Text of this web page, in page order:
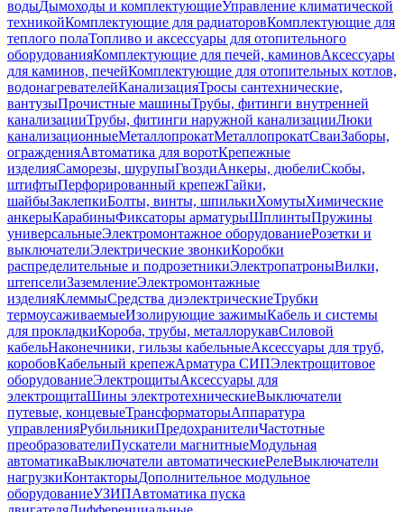
водыДымоходы и комплектующиеУправление климатической
техникойКомплектующие для радиаторовКомплектующие для
теплого полаТопливо и аксессуары для отопительного
оборудованияКомплектующие для печей, каминовАксессуары
для каминов, печейКомплектующие для отопительных котлов,
водонагревателейКанализацияТросы сантехнические,
вантузыПрочистные машиныТрубы, фитинги внутренней
канализацииТрубы, фитинги наружной канализацииЛюки
канализационныеМеталлопрокатМеталлопрокатСваиЗаборы,
огражденияАвтоматика для воротКрепежные
изделияСаморезы, шурупыГвоздиАнкеры, дюбелиСкобы,
штифтыПерфорированный крепежГайки,
шайбыЗаклепкиБолты, винты, шпилькиХомутыХимические
анкерыКарабиныФиксаторы арматурыШплинтыПружины
универсальныеЭлектромонтажное оборудованиеРозетки и
выключателиЭлектрические звонкиКоробки
распределительные и подрозетникиЭлектропатроныВилки,
штепселиЗаземлениеЭлектромонтажные
изделияКлеммыСредства диэлектрическиеТрубки
термоусаживаемыеИзолирующие зажимыКабель и системы
для прокладкиКороба, трубы, металлорукавСиловой
кабельНаконечники, гильзы кабельныеАксессуары для труб,
коробовКабельный крепежАрматура СИПЭлектрощитовое
оборудованиеЭлектрощитыАксессуары для
электрощитаШины электротехническиеВыключатели
путевые, концевыеТрансформаторыАппаратура
управленияРубильникиПредохранителиЧастотные
преобразователиПускатели магнитныеМодульная
автоматикаВыключатели автоматическиеРелеВыключатели
нагрузкиКонтакторыДополнительное модульное
оборудованиеУЗИПАвтоматика пуска